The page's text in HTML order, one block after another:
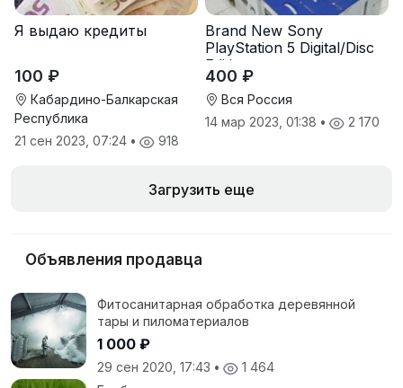
Я выдаю кредиты
100 ₽
Кабардино-Балкарская
Республика
21 сен 2023, 07:24 • 918
Brand New Sony
PlayStation 5 Digital/Disc
Edition
400 ₽
Вся Россия
14 мар 2023, 01:38 • 2 170
Загрузить еще
Объявления продавца
Фитосанитарная обработка деревянной
тары и пиломатериалов
1 000 ₽
29 сен 2020, 17:43 •
1 464